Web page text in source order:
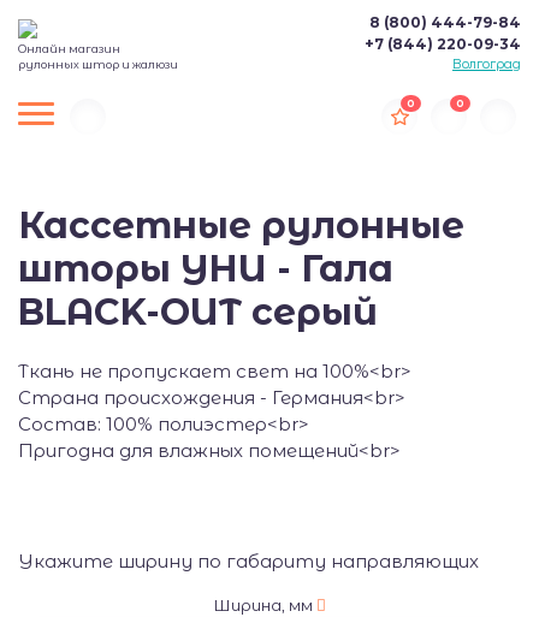
Онлайн магазин
рулонных штор и жалюзи
8 (800) 444-79-84
+7 (844) 220-09-34
Волгоград
0 0
Кассетные рулонные
шторы УНИ - Гала
BLACK-OUT серый
Ткань не пропускает свет на 100%<br>
Страна происхождения - Германия<br>
Состав: 100% полиэстер<br>
Пригодна для влажных помещений<br>
Укажите ширину по габариту направляющих
Ширина, мм